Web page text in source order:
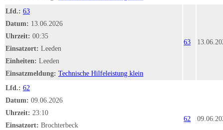
Lfd.: 63
Datum: 13.06.2026
Uhrzeit: 00:35
Einsatzort: Leeden
Einheiten: Leeden
Einsatzmeldung: Technische Hilfeleistung klein
63
Lfd.: 62
Datum: 09.06.2026
Uhrzeit: 23:10
Einsatzort: Brochterbeck
62